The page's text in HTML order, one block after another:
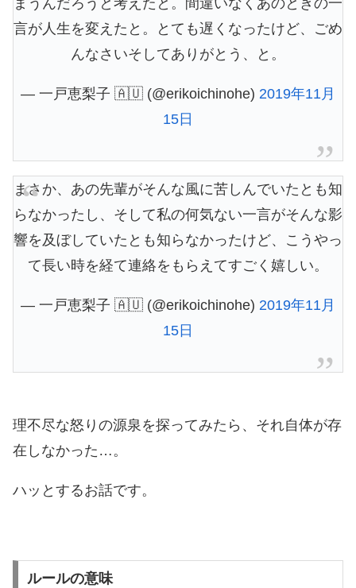
まうんだろうと考えたと。間違いなくあのときの一
言が人生を変えたと。とても遅くなったけど、ごめ
んなさいそしてありがとう、と。
— 一戸恵梨子 🇦🇺 (@erikoichinohe) 2019年11月
15日
まさか、あの先輩がそんな風に苦しんでいたとも知
らなかったし、そして私の何気ない一言がそんな影
響を及ぼしていたとも知らなかったけど、こうやっ
て長い時を経て連絡をもらえてすごく嬉しい。
— 一戸恵梨子 🇦🇺 (@erikoichinohe) 2019年11月
15日
理不尽な怒りの源泉を探ってみたら、それ自体が存
在しなかった…。
ハッとするお話です。
ルールの意味